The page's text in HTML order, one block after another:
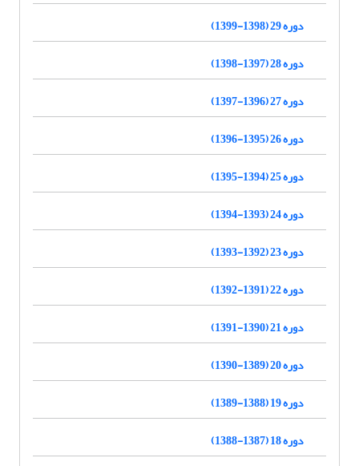
دوره 29 (1398-1399)
دوره 28 (1397-1398)
دوره 27 (1396-1397)
دوره 26 (1395-1396)
دوره 25 (1394-1395)
دوره 24 (1393-1394)
دوره 23 (1392-1393)
دوره 22 (1391-1392)
دوره 21 (1390-1391)
دوره 20 (1389-1390)
دوره 19 (1388-1389)
دوره 18 (1387-1388)